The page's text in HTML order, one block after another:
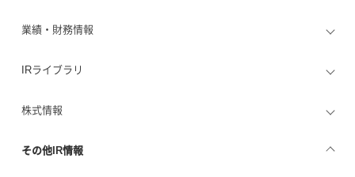
業績・財務情報
IRライブラリ
株式情報
その他IR情報